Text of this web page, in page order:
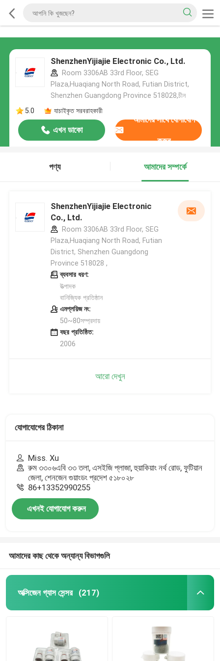
ShenzhenYijiajie Electronic Co., Ltd.
Room 3306AB 33rd Floor, SEG
Plaza,Huaqiang North Road, Futian District,
Shenzhen Guangdong Province 518028,চীন
5.0
যাচাইকৃত সরবরাহকারী
এখন ডাকো
আমাদের সাথে যোগাযোগ
করুন
পণ্য আমাদের সম্পর্কে
ShenzhenYijiajie Electronic
Co., Ltd.
Room 3306AB 33rd Floor, SEG
Plaza,Huaqiang North Road, Futian
District, Shenzhen Guangdong
Province 518028 ,
ব্যবসার ধরণ:
উত্পাদক
বানিজ্যিক প্রতিষ্ঠান
এমপ্লয়িজ নং:
50~80সম্প্রদায়
বছর প্রতিষ্ঠিত:
2006
আরো দেখুন
যোগাযোগের ঠিকানা
Miss. Xu
রুম ৩৩০৬এবি ৩৩ তলা, এসইজি প্লাজা, হুয়াকিয়াং নর্থ রোড, ফুটিয়ান
জেলা, শেনজেন গুয়াংডং প্রদেশ ৫১৮০২৮
86+13352990255
এখনই যোগাযোগ করুন
আমাদের কাছ থেকে অন্যান্য বিভাগগুলি
অক্সিজেন গ্যাস সেন্সর (217)